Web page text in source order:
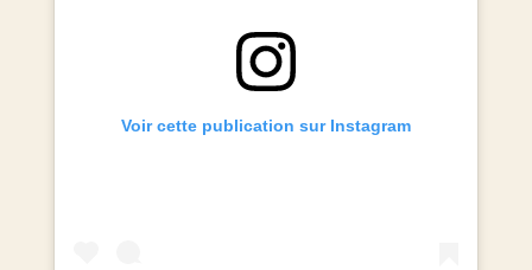
Voir cette publication sur Instagram